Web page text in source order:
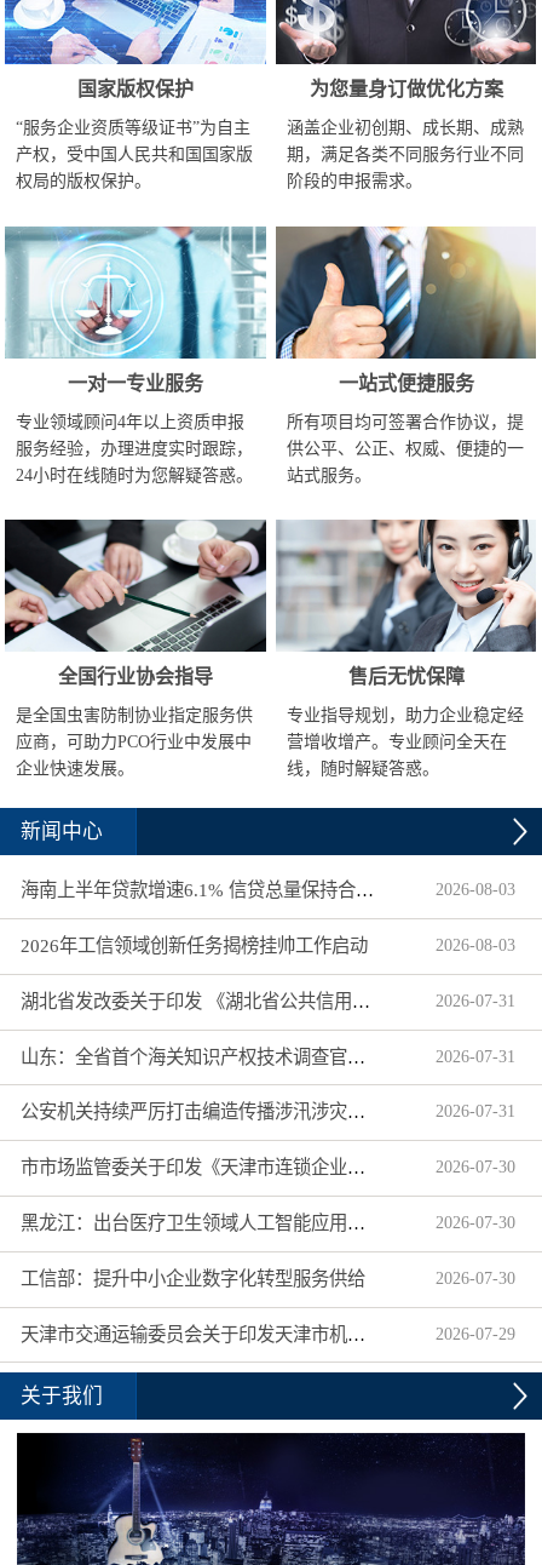
国家版权保护
“服务企业资质等级证书”为自主
产权，受中国人民共和国国家版
权局的版权保护。
为您量身订做优化方案
涵盖企业初创期、成长期、成熟
期，满足各类不同服务行业不同
阶段的申报需求。
一对一专业服务
专业领域顾问4年以上资质申报
服务经验，办理进度实时跟踪，
24小时在线随时为您解疑答惑。
一站式便捷服务
所有项目均可签署合作协议，提
供公平、公正、权威、便捷的一
站式服务。
全国行业协会指导
是全国虫害防制协业指定服务供
应商，可助力PCO行业中发展中
企业快速发展。
售后无忧保障
专业指导规划，助力企业稳定经
营增收增产。专业顾问全天在
线，随时解疑答惑。
新闻中心
海南上半年贷款增速6.1% 信贷总量保持合理平稳增长 2026-08-03
2026年工信领域创新任务揭榜挂帅工作启动 2026-08-03
湖北省发改委关于印发 《湖北省公共信用信息目录（2026年版）》的通知 2026-07-31
山东：全省首个海关知识产权技术调查官制度落地济南自贸片区 2026-07-31
公安机关持续严厉打击编造传播涉汛涉灾网络谣言 2026-07-31
市市场监管委关于印发《天津市连锁企业食品经营许可“先证后核”信用承诺审批实施办法》的通知 2026-07-30
黑龙江：出台医疗卫生领域人工智能应用工作实施方案 2026-07-30
工信部：提升中小企业数字化转型服务供给 2026-07-30
天津市交通运输委员会关于印发天津市机动车驾驶员培训机构及教练员综合信用评价管理办法的通知 2026-07-29
关于我们